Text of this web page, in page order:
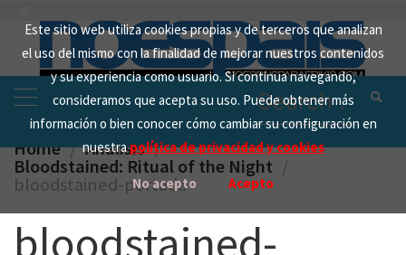
Este sitio web utiliza cookies propias y de terceros que analizan
el uso del mismo con la finalidad de mejorar nuestros contenidos
y su experiencia como usuario. Si continua navegando,
consideramos que acepta su uso. Puede obtener más
información o bien conocer cómo cambiar su configuración en
nuestrapolítica de privacidad y cookies
No acepto Acepto
content
Search
for:
Home Analisis
Bloodstained: Ritual of the Night
bloodstained-portada
bloodstained-